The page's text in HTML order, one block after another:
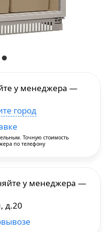
у менеджера —
город
Точную стоимость
по телефону
у менеджера —
д.20